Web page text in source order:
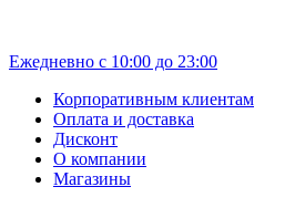
Ежедневно с 10:00 до 23:00
Корпоративным клиентам
Оплата и доставка
Дисконт
О компании
Магазины